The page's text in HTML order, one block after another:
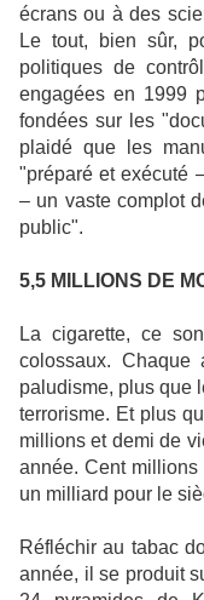
écrans ou à des
Le tout, bien sûr,
politiques de
engagées en 1999
fondées sur les
plaidé que les
"préparé et exécuté
– un vaste complot
public".
5,5 MILLIONS DE
La cigarette, ce
colossaux.
paludisme, plus que
terrorisme. Et plus
millions et demi de
année. Cent
un milliard pour le
Réfléchir au tabac
année, il se produit